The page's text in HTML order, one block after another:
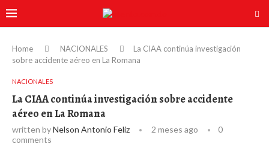
Home NACIONALES
La CIAA continúa investigación
sobre accidente aéreo en La Romana
NACIONALES
La CIAA continúa investigación sobre accidente
aéreo en La Romana
written byNelson Antonio Feliz 2 meses ago
0
comments